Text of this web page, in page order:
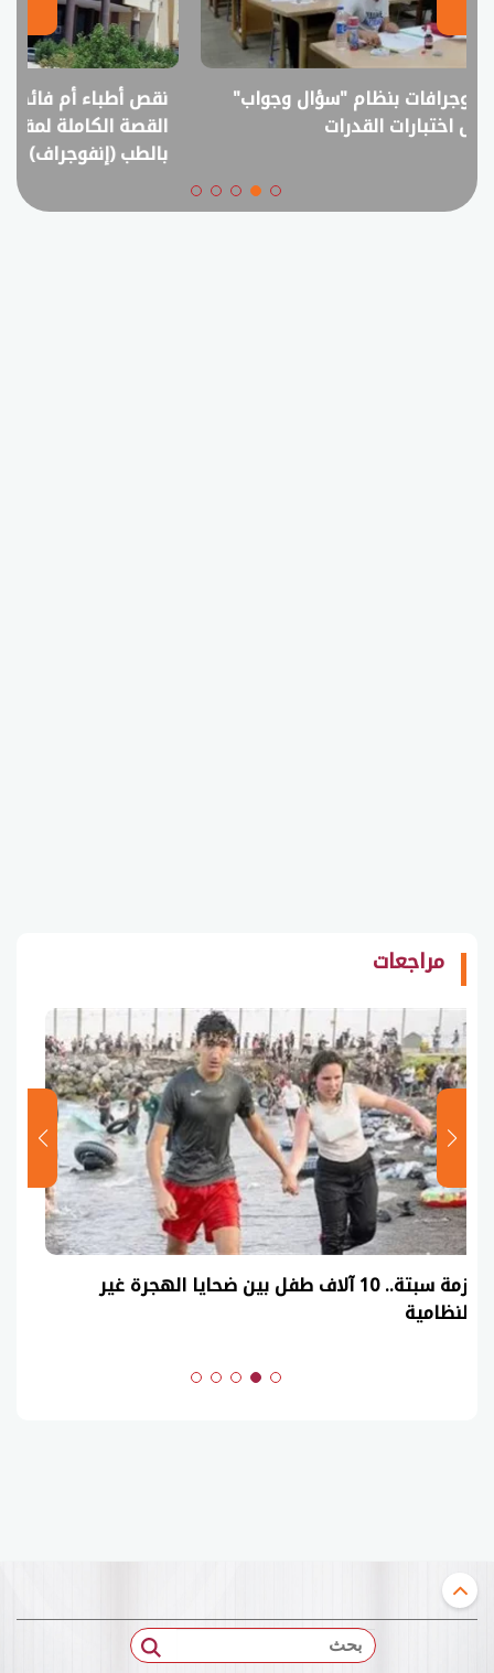
نقص أطباء أم فائض خريجين؟..
القصة الكاملة لمقترح خفض القبول
انفوجراف..
في امتحانات
مراجعات
عاجل| نموذج حل امتحان أحياء ثانوية عامة 2026
(السنوات الماضية)
بحث